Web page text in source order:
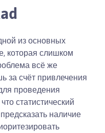
из основных
которая слишком
всё же
за счёт привлечения
проведения
статистический
наличие